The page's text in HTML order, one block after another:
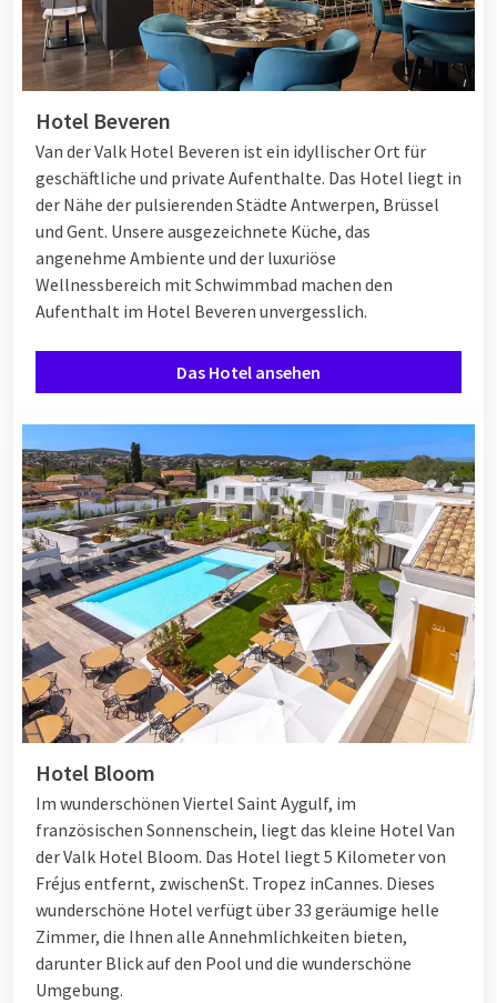
Hotel Beveren
Van der Valk Hotel Beveren ist ein idyllischer Ort für
geschäftliche und private Aufenthalte. Das Hotel liegt in
der Nähe der pulsierenden Städte Antwerpen, Brüssel
und Gent. Unsere ausgezeichnete Küche, das
angenehme Ambiente und der luxuriöse
Wellnessbereich mit Schwimmbad machen den
Aufenthalt im Hotel Beveren unvergesslich.
Das Hotel ansehen
Hotel Bloom
Im wunderschönen Viertel Saint Aygulf, im
französischen Sonnenschein, liegt das kleine Hotel Van
der Valk Hotel Bloom. Das Hotel liegt 5 Kilometer von
Fréjus entfernt, zwischenSt. Tropez inCannes. Dieses
wunderschöne Hotel verfügt über 33 geräumige helle
Zimmer, die Ihnen alle Annehmlichkeiten bieten,
darunter Blick auf den Pool und die wunderschöne
Umgebung.